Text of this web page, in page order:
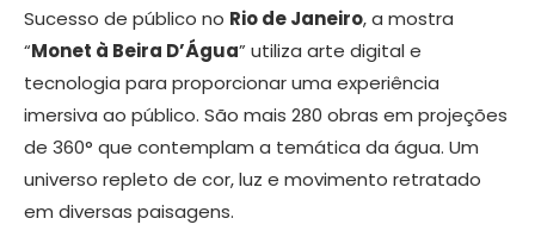
Sucesso de público no Rio de Janeiro, a mostra
“Monet à Beira D’Água” utiliza arte digital e
tecnologia para proporcionar uma experiência
imersiva ao público. São mais 280 obras em projeções
de 360° que contemplam a temática da água. Um
universo repleto de cor, luz e movimento retratado
em diversas paisagens.